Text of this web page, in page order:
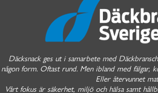
Däcksnack ges ut i samarbete med
någon form. Oftast rund. Men ibland med fälgar,
Eller återvunnet
Vårt fokus är säkerhet, miljö och hälsa samt